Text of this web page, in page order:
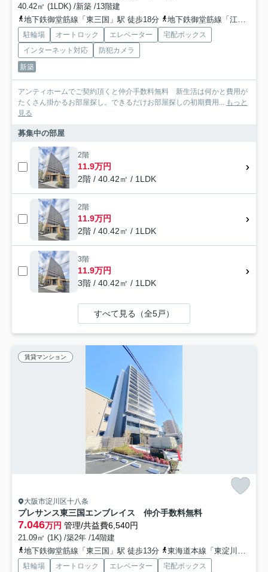
40.42㎡ (1LDK) /新築 /13階建
地下鉄御堂筋線「東三国」駅 徒歩18分
地下鉄御堂筋線「江坂」駅 徒歩19分
駐輪場 オートロック エレベーター
宅配ボックス
インターネット対応
防犯カメラ
新築
アンティホームでご契約頂くと仲介手数料無料 新生活は何かと費用が
たくさん掛かるお部屋探し。できるだけお部屋探しの初期費用...
もっと
見る
募集中の部屋
2階
11.9万円
2階 / 40.42㎡ / 1LDK
2階
11.9万円
2階 / 40.42㎡ / 1LDK
3階
11.9万円
3階 / 40.42㎡ / 1LDK
すべて見る（全5戸）
賃貸マンション
大阪市淀川区十八条
プレサンス東三国エンブレイス 仲介手数料無料
7.046万円 管理/共益費6,540円
21.09㎡ (1K) /築2年 /14階建
地下鉄御堂筋線「東三国」駅 徒歩13分
東海道本線「東淀川」駅 徒歩19分
駐輪場 オートロック エレベーター
宅配ボックス